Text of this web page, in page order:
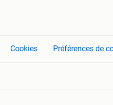
Cookies Préférences de